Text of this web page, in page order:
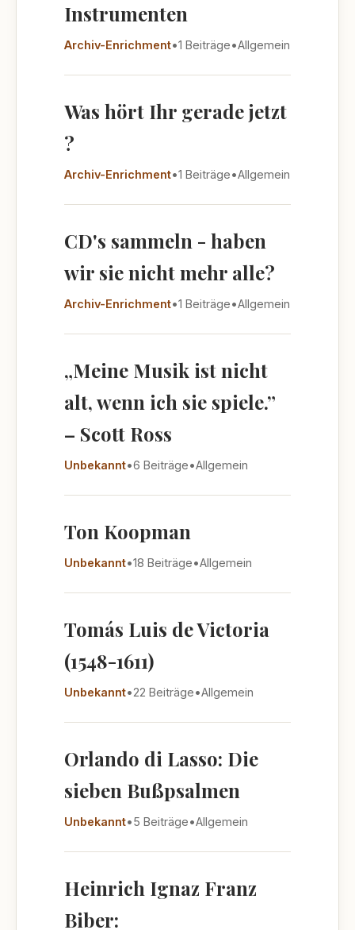
Instrumenten
Archiv-Enrichment•1 Beiträge•Allgemein
Was hört Ihr gerade jetzt
?
Archiv-Enrichment•1 Beiträge•Allgemein
CD's sammeln - haben
wir sie nicht mehr alle?
Archiv-Enrichment•1 Beiträge•Allgemein
„Meine Musik ist nicht
alt, wenn ich sie spiele.”
– Scott Ross
Unbekannt•6 Beiträge•Allgemein
Ton Koopman
Unbekannt•18 Beiträge•Allgemein
Tomás Luis de Victoria
(1548-1611)
Unbekannt•22 Beiträge•Allgemein
Orlando di Lasso: Die
sieben Bußpsalmen
Unbekannt•5 Beiträge•Allgemein
Heinrich Ignaz Franz
Biber: